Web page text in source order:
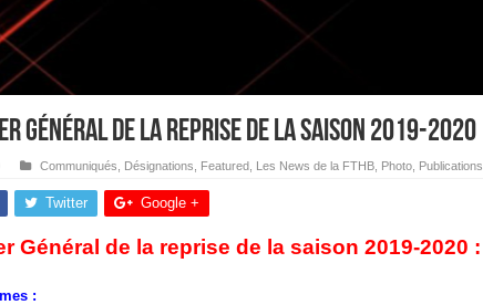
Général de la reprise de la saison 2019-2020
Communiqués Désignations Featured Les News de la FTHB Photo Publications
Twitter Google +
Général de la reprise de la saison 2019-2020 :
: